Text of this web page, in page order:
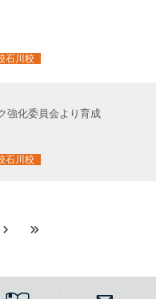
石川校
強化委員会より育成
石川校